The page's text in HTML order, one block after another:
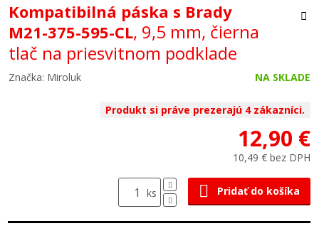
Kompatibilná páska s Brady
M21-375-595-CL, 9,5 mm, čierna
tlač na priesvitnom podklade
Značka: Miroluk NA SKLADE
Produkt si práve prezerajú 4 zákazníci.
12,90 €
10,49 € bez DPH
ks Pridať do košíka